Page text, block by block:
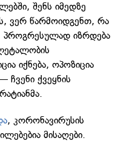
შენს იმედზე
ვერ წარმოიდგენთ, რა
პროგრესულად იზრდება
იქნება, ოპოზიცია
ქვეყნის
, კორონავირუსის
მისაღები.